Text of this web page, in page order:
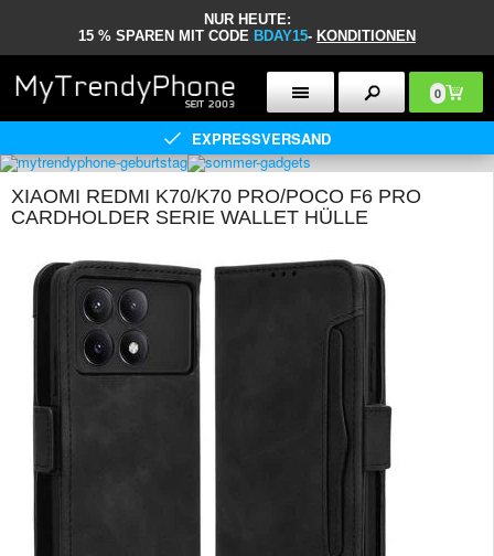
NUR HEUTE:
15 % SPAREN MIT CODE BDAY15- KONDITIONEN
0
EXPRESSVERSAND
XIAOMI REDMI K70/K70 PRO/POCO F6 PRO
CARDHOLDER SERIE WALLET HÜLLE